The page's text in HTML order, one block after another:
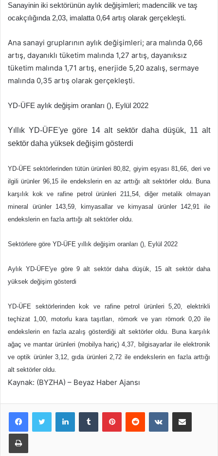
Sanayinin iki sektörünün aylık değişimleri; madencilik ve taş
ocakçılığında 2,03, imalatta 0,64 artış olarak gerçekleşti.
Ana sanayi gruplarının aylık değişimleri; ara malında 0,66
artış, dayanıklı tüketim malında 1,27 artış, dayanıksız
tüketim malında 1,71 artış, enerjide 5,20 azalış, sermaye
malında 0,35 artış olarak gerçekleşti.
YD-ÜFE aylık değişim oranları (), Eylül 2022
Yıllık YD-ÜFE'ye göre 14 alt sektör daha düşük, 11 alt
sektör daha yüksek değişim gösterdi
YD-ÜFE sektörlerinden tütün ürünleri 80,82, giyim eşyası 81,66, deri ve
ilgili ürünler 96,15 ile endekslerin en az arttığı alt sektörler oldu. Buna
karşılık kok ve rafine petrol ürünleri 211,54, diğer metalik olmayan
mineral ürünler 143,59, kimyasallar ve kimyasal ürünler 142,91 ile
endekslerin en fazla arttığı alt sektörler oldu.
Sektörlere göre YD-ÜFE yıllık değişim oranları (), Eylül 2022
Aylık YD-ÜFE'ye göre 9 alt sektör daha düşük, 15 alt sektör daha
yüksek değişim gösterdi
YD-ÜFE sektörlerinden kok ve rafine petrol ürünleri 5,20, elektrikli
teçhizat 1,00, motorlu kara taşıtları, römork ve yarı römork 0,20 ile
endekslerin en fazla azalış gösterdiği alt sektörler oldu. Buna karşılık
ağaç ve mantar ürünleri (mobilya hariç) 4,37, bilgisayarlar ile elektronik
ve optik ürünler 3,12, gıda ürünleri 2,72 ile endekslerin en fazla arttığı
alt sektörler oldu.
Kaynak: (BYZHA) – Beyaz Haber Ajansı
LinkedInTumblr PinterestReddit VKontakteE-Posta ile paylaş
Yazdır